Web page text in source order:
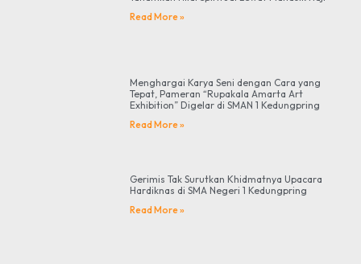
Read More »
Menghargai Karya Seni dengan Cara yang
Tepat, Pameran “Rupakala Amarta Art
Exhibition” Digelar di SMAN 1 Kedungpring
Read More »
Gerimis Tak Surutkan Khidmatnya Upacara
Hardiknas di SMA Negeri 1 Kedungpring
Read More »